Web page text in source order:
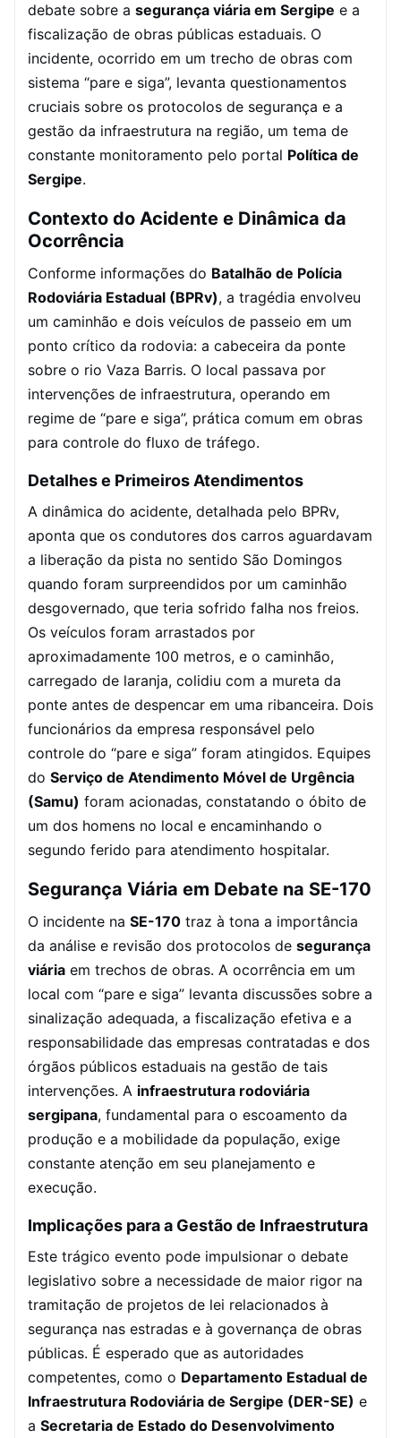
debate sobre a segurança viária em Sergipe e a
fiscalização de obras públicas estaduais. O
incidente, ocorrido em um trecho de obras com
sistema “pare e siga”, levanta questionamentos
cruciais sobre os protocolos de segurança e a
gestão da infraestrutura na região, um tema de
constante monitoramento pelo portal Política de
Sergipe.
Contexto do Acidente e Dinâmica da
Ocorrência
Conforme informações do Batalhão de Polícia
Rodoviária Estadual (BPRv), a tragédia envolveu
um caminhão e dois veículos de passeio em um
ponto crítico da rodovia: a cabeceira da ponte
sobre o rio Vaza Barris. O local passava por
intervenções de infraestrutura, operando em
regime de “pare e siga”, prática comum em obras
para controle do fluxo de tráfego.
Detalhes e Primeiros Atendimentos
A dinâmica do acidente, detalhada pelo BPRv,
aponta que os condutores dos carros aguardavam
a liberação da pista no sentido São Domingos
quando foram surpreendidos por um caminhão
desgovernado, que teria sofrido falha nos freios.
Os veículos foram arrastados por
aproximadamente 100 metros, e o caminhão,
carregado de laranja, colidiu com a mureta da
ponte antes de despencar em uma ribanceira. Dois
funcionários da empresa responsável pelo
controle do “pare e siga” foram atingidos. Equipes
do Serviço de Atendimento Móvel de Urgência
(Samu) foram acionadas, constatando o óbito de
um dos homens no local e encaminhando o
segundo ferido para atendimento hospitalar.
Segurança Viária em Debate na SE-170
O incidente na SE-170 traz à tona a importância
da análise e revisão dos protocolos de segurança
viária em trechos de obras. A ocorrência em um
local com “pare e siga” levanta discussões sobre a
sinalização adequada, a fiscalização efetiva e a
responsabilidade das empresas contratadas e dos
órgãos públicos estaduais na gestão de tais
intervenções. A infraestrutura rodoviária
sergipana, fundamental para o escoamento da
produção e a mobilidade da população, exige
constante atenção em seu planejamento e
execução.
Implicações para a Gestão de Infraestrutura
Este trágico evento pode impulsionar o debate
legislativo sobre a necessidade de maior rigor na
tramitação de projetos de lei relacionados à
segurança nas estradas e à governança de obras
públicas. É esperado que as autoridades
competentes, como o Departamento Estadual de
Infraestrutura Rodoviária de Sergipe (DER-SE) e
a Secretaria de Estado do Desenvolvimento